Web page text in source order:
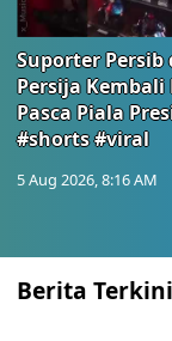
Suporter Persib
Persija Kembali
Pasca Piala
#shorts #viral
5 Aug 2026, 8:16 AM
Berita Terkini